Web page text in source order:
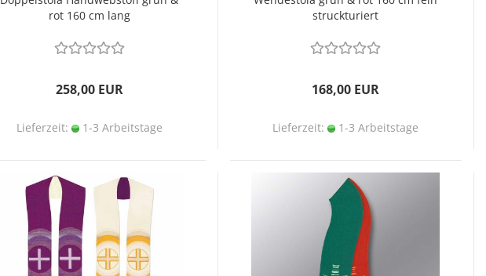
rot 160 cm lang
258,00 EUR
Lieferzeit: 1-3 Arbeitstage
struckturiert
168,00 EUR
Lieferzeit: 1-3 Arbeitstage